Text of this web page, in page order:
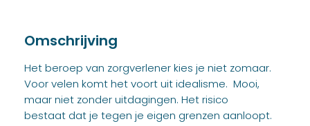
Omschrijving
Het beroep van zorgverlener kies je niet zomaar.
Voor velen komt het voort uit idealisme. Mooi,
maar niet zonder uitdagingen. Het risico
bestaat dat je tegen je eigen grenzen aanloopt.